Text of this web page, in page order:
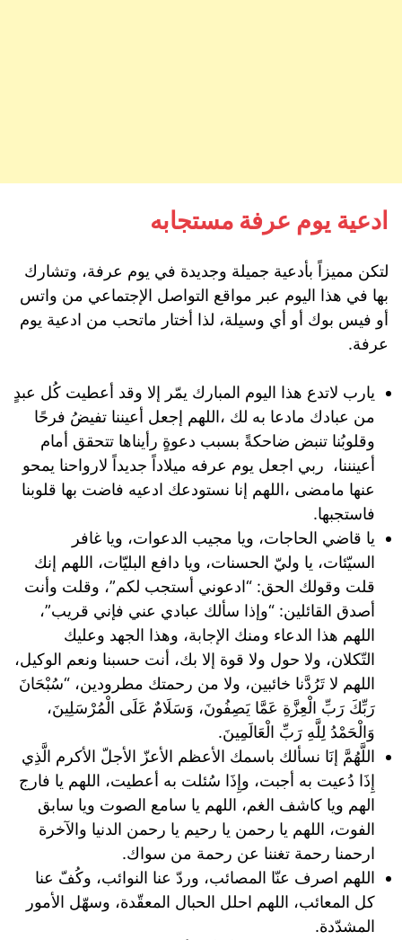
ادعية يوم عرفة مستجابه
لتكن مميزاً بأدعية جميلة وجديدة في يوم عرفة، وتشارك
بها في هذا اليوم عبر مواقع التواصل الإجتماعي من واتس
أو فيس بوك أو أي وسيلة، لذا أختار ماتحب من ادعية يوم
عرفة.
يارب لاتدع هذا اليوم المبارك يمّر إلا وقد أعطيت كُل عبدٍ
من عبادك مادعا به لك ،اللهم إجعل أعيننا تفيضُ فرحًا
وقلوبُنا تنبض ضاحكةً بسبب دعوةٍ رأيناها تتحقق أمام
أعينننا، ربي اجعل يوم عرفه ميلاداً جديداً لارواحنا يمحو
عنها مامضى ،اللهم إنا نستودعك ادعيه فاضت بها قلوبنا
فاستجبها.
يا قاضي الحاجات، ويا مجيب الدعوات، ويا غافر
السيّئات، يا وليّ الحسنات، ويا دافع البليّات، اللهم إنك
قلت وقولك الحق: “ادعوني أستجب لكم”، وقلت وأنت
أصدق القائلين: “وإذا سألك عبادي عني فإني قريب”،
اللهم هذا الدعاء ومنك الإجابة، وهذا الجهد وعليك
التّكلان، ولا حول ولا قوة إلا بك، أنت حسبنا ونعم الوكيل،
اللهم لا تَرُدَّنا خائبين، ولا من رحمتك مطرودين، “سُبْحَانَ
رَبِّكَ رَبِّ الْعِزَّةِ عَمَّا يَصِفُونَ، وَسَلَامٌ عَلَى الْمُرْسَلِينَ،
وَالْحَمْدُ لِلَّهِ رَبِّ الْعَالَمِينَ.
اللَّهُمَّ إنَا نسألك باسمك الأعظم الأعزّ الأجلّ الأكرم الَّذِي
إِذَا دُعيت به أجبت، وإِذَا سُئلت به أعطيت، اللهم يا فارج
الهم ويا كاشف الغم، اللهم يا سامع الصوت ويا سابق
الفوت، اللهم يا رحمن يا رحيم يا رحمن الدنيا والآخرة
ارحمنا رحمة تغننا عن رحمة من سواك.
اللهم اصرف عنّا المصائب، وردّ عنا النوائب، وكُفّ عنا
كل المعائب، اللهم احلل الحبال المعقّدة، وسهّل الأمور
المشدّدة.